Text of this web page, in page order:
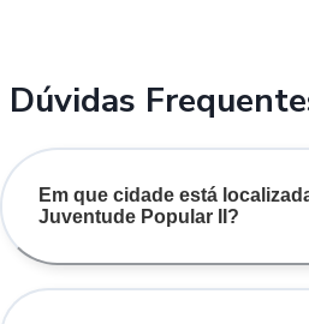
Dúvidas
Em que cidade está
Juventude Popular II?